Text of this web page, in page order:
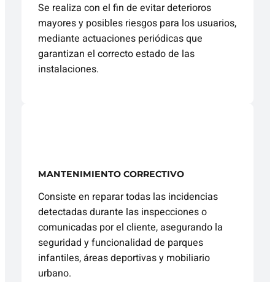
Se realiza con el fin de evitar deterioros
mayores y posibles riesgos para los usuarios,
mediante actuaciones periódicas que
garantizan el correcto estado de las
instalaciones.
MANTENIMIENTO CORRECTIVO
Consiste en reparar todas las incidencias
detectadas durante las inspecciones o
comunicadas por el cliente, asegurando la
seguridad y funcionalidad de parques
infantiles, áreas deportivas y mobiliario
urbano.